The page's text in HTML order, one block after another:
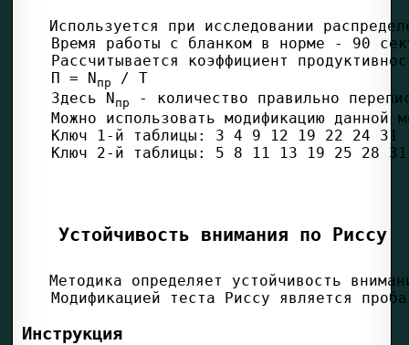
П = Nпр
/ Т
Здесь N пр
Устойчивость внимания по Риссу
Инструкция